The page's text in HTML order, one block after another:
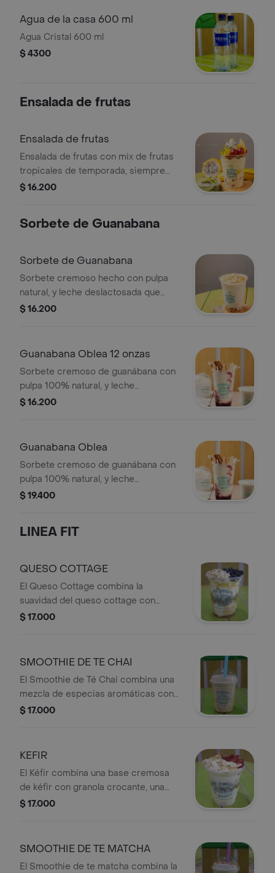
Agua de la casa 600 ml
Agua Cristal 600 ml
$ 4300
Ensalada de frutas
Ensalada de frutas
Ensalada de frutas con mix de frutas
tropicales de temporada, siempre
frescas. bañada en nuestra salsa de
queso campesino rallado.
$ 16.200
Sorbete de Guanabana
Sorbete de Guanabana
Sorbete cremoso hecho con pulpa
natural, y leche deslactosada que
puedes personalizar a tu gusto: elige
$ 16.200
Guanabana Oblea 12 onzas
Sorbete cremoso de guanábana con
pulpa 100% natural, y leche
deslactosada acompañado de salsa
crujiente y un delicioso arequipe.
$ 16.200
Guanabana Oblea
Sorbete cremoso de guanábana con
pulpa 100% natural, y leche
deslactosada acompañado de salsa
crujiente y un delicioso arequipe.
$ 19.400
LINEA FIT
QUESO COTTAGE
El Queso Cottage combina la
suavidad del queso cottage con
granola crujiente, una salsa a
eleccion. Una opción deliciosa y
en cualquier momento del día.
$ 17.000
SMOOTHIE DE TE CHAI
El Smoothie de Té Chai combina una
mezcla de especias aromáticas con
una base de fruta a tu eleccion. Su
de un momento diferente.
$ 17.000
KEFIR
El Kéfir combina una base cremosa
de kéfir con granola crocante, una
salsa a elección, tres bases de fruta,
para quienes buscan disfrutar de
$ 17.000
SMOOTHIE DE TE MATCHA
El Smoothie de te matcha combina la